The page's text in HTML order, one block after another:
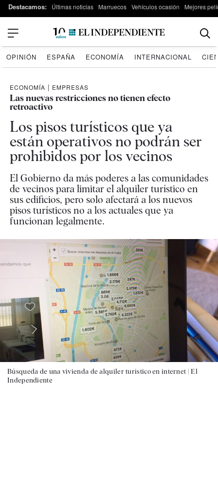
Destacamos: Últimas noticias Marruecos Vehículos ocasión Mejores
OPINIÓN ESPAÑA ECONOMÍA INTERNACIONAL
ECONOMÍA | EMPRESAS
Las nuevas restricciones no tienen efecto
retroactivo
Los pisos turísticos que ya
están operativos no podrán ser
prohibidos por los vecinos
El Gobierno da más poderes a las comunidades
de vecinos para limitar el alquiler turístico en
sus edificios, pero solo afectará a los nuevos
pisos turísticos no a los actuales que ya
funcionan legalmente.
Búsqueda de una vivienda de alquiler turístico en internet |El
Independiente